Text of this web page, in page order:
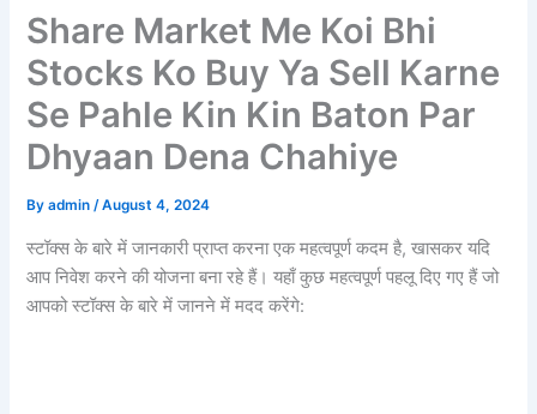
Share Market Me Koi Bhi
Stocks Ko Buy Ya Sell Karne
Se Pahle Kin Kin Baton Par
Dhyaan Dena Chahiye
Byadmin/August 4, 2024
स्टॉक्स के बारे में जानकारी प्राप्त करना एक महत्वपूर्ण कदम है, खासकर यदि
आप निवेश करने की योजना बना रहे हैं। यहाँ कुछ महत्वपूर्ण पहलू दिए गए हैं जो
आपको स्टॉक्स के बारे में जानने में मदद करेंगे: